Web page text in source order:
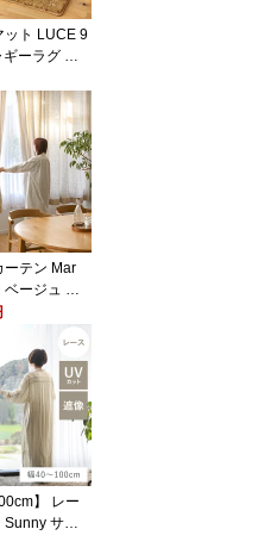
ット LUCE 9
ーラグ 絨
長方形 ウ
ル リビング
おしゃれ お
ーテン Mar
ージュ グ
幅30〜10
ー リネン 麻1
北欧 ナチュ
しゃれ
】 レー
サニ
99％ ホワイ